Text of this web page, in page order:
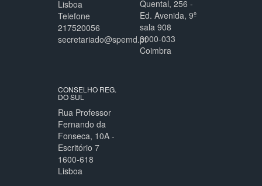
Lisboa
Telefone
217520056
secretariado@spemd.pt
Quental, 256 -
Ed. Avenida, 9º
sala 908
3000-033
Coimbra
CONSELHO REG.
DO SUL
Rua Professor
Fernando da
Fonseca, 10A -
Escritório 7
1600-618
Lisboa